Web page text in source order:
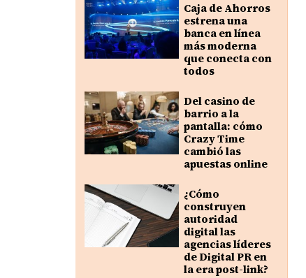
Caja de Ahorros
estrena una
banca en línea
más moderna
que conecta con
todos
Del casino de
barrio a la
pantalla: cómo
Crazy Time
cambió las
apuestas online
¿Cómo
construyen
autoridad
digital las
agencias líderes
de Digital PR en
la era post-link?